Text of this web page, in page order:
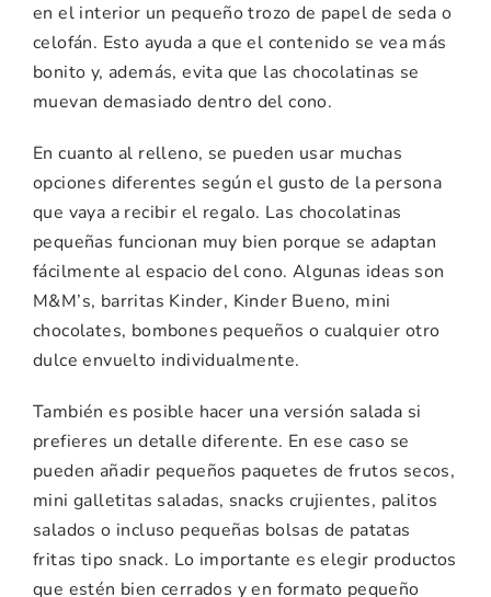
enel interior un pequeñotrozo de papelde seda o
celofán. Esto ayuda a queel contenido se vea más
bonito y, además,evita que las chocolatinas se
muevan demasiado dentro delcono.
Encuanto al relleno, se pueden usar muchas
opciones diferentes segúnel gustode la persona
que vaya a recibir el regalo. Las chocolatinas
pequeñas funcionan muy bien porque se adaptan
fácilmente al espacio delcono. Algunas ideas son
M&M’s, barritas Kinder, Kinder Bueno, mini
chocolates, bombones pequeñoso cualquier otro
dulceenvuelto individualmente.
Tambiénes posible hacer una versión salada si
prefieres undetallediferente. Enese caso se
pueden añadir pequeños paquetes defrutos secos,
mini galletitas saladas, snacks crujientes, palitos
saladoso incluso pequeñas bolsas de patatas
fritas tipo snack. Lo importanteeselegir productos
que estén biencerrados yen formato pequeño